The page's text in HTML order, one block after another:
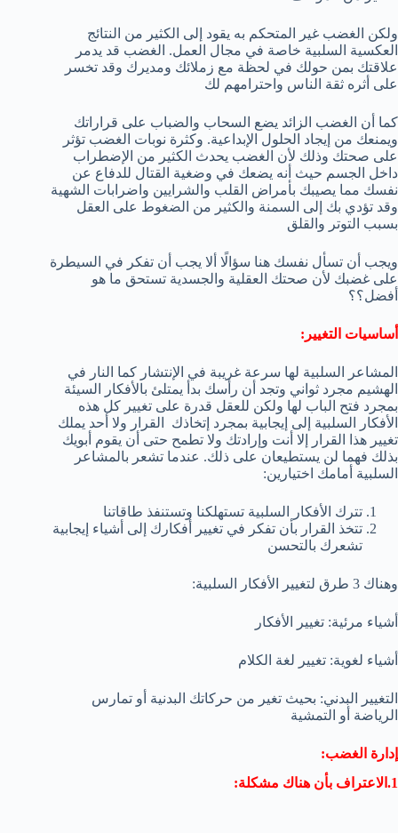
ولكن الغضب غير المتحكم به يقود إلى الكثير من النتائج
العكسية السلبية خاصة في مجال العمل. الغضب قد يدمر
علاقتك بمن حولك في لحظة مع زملائك ومديرك وقد تخسر
على أثره ثقة الناس واحترامهم لك
كما أن الغضب الزائد يضع السحاب والضباب على قراراتك
ويمنعك من إيجاد الحلول الإبداعية. وكثرة نوبات الغضب تؤثر
على صحتك وذلك لأن الغضب يحدث الكثير من الإضطراب
داخل الجسم حيث أنه يضعك في وضغية القتال للدفاع عن
نفسك مما يصيبك بأمراض القلب والشرايين واضرابات الشهية
وقد تؤدي بك إلى السمنة والكثير من الضغوط على العقل
بسبب التوتر والقلق
ويجب أن تسأل نفسك هنا سؤالًا ألا يجب أن تفكر في السيطرة
على غضبك لأن صحتك العقلية والجسدية تستحق ما هو
أفضل؟؟
أساسيات التغيير:
المشاعر السلبية لها سرعة غريبة في الإنتشار كما النار في
الهشيم مجرد ثواني وتجد أن رأسك بدأ يمتلئ بالأفكار السيئة
بمجرد فتح الباب لها ولكن للعقل قدرة على تغيير كل هذه
الأفكار السلبية إلى إيجابية بمجرد إتخاذك القرار ولا أحد يملك
تغيير هذا القرار إلا أنت وإرادتك ولا تطمح حتى أن يقوم أبويك
بذلك فهما لن يستطيعان على ذلك. عندما تشعر بالمشاعر
السلبية أمامك اختيارين:
تترك الأفكار السلبية تستهلكنا وتستنفذ طاقاتنا
تتخذ القرار بأن تفكر في تغيير أفكارك إلى أشياء إيجابية
تشعرك بالتحسن
وهناك 3 طرق لتغيير الأفكار السلبية:
أشياء مرئية: تغيير الأفكار
أشياء لغوية: تغيير لغة الكلام
التغيير البدني: بحيث تغير من حركاتك البدنية أو تمارس
الرياضة أو التمشية
إدارة الغضب:
1.الاعتراف بأن هناك مشكلة: